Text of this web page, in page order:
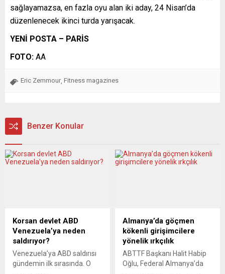
sağlayamazsa, en fazla oyu alan iki aday, 24 Nisan’da
düzenlenecek ikinci turda yarışacak.
YENİ POSTA – PARİS
FOTO: AA
Eric Zemmour Fitness magazines
Benzer Konular
Korsan devlet ABD
Venezuela’ya neden
saldırıyor?
Venezuela’ya ABD saldırısı
gündemin ilk sırasında. O
Almanya’da göçmen
kökenli girişimcilere
yönelik ırkçılık
ABTTF Başkanı Halit Habip
Oğlu, Federal Almanya’da